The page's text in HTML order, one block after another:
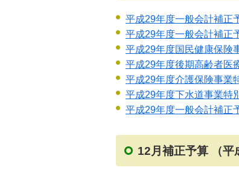
平成29年度一般会計補正
平成29年度一般会計補正
平成29年度国民健康保険
平成29年度後期高齢者医
平成29年度介護保険事業
平成29年度下水道事業特
平成29年度一般会計補正
12月補正予算 （平